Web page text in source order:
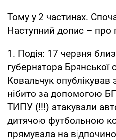
Тому у 2 частинах.
Наступний допис – про
1. Подія: 17 червня
губернатора Брянської
Ковальчук
нібито за допомогою
ТИПУ (!!!) атакували
дитячою футбольною
прямувала на